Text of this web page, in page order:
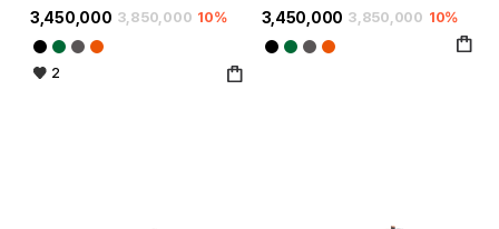
3,450,000 3,850,000 10%
2
3,450,000 3,850,000 10%